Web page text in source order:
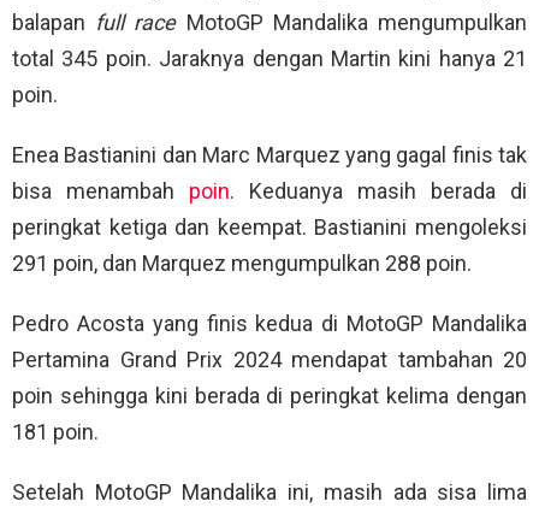
balapan full raceMotoGP Mandalika mengumpulkan
total 345 poin. Jaraknya dengan Martin kini hanya 21
poin.
Enea Bastianini dan Marc Marquez yang gagal finis tak
bisa menambah poin. Keduanya masih berada di
peringkat ketiga dan keempat. Bastianini mengoleksi
291 poin, dan Marquez mengumpulkan 288 poin.
Pedro Acosta yang finis kedua di MotoGP Mandalika
Pertamina Grand Prix 2024 mendapat tambahan 20
poin sehingga kini berada di peringkat kelima dengan
181 poin.
Setelah MotoGP Mandalika ini, masih ada sisa lima